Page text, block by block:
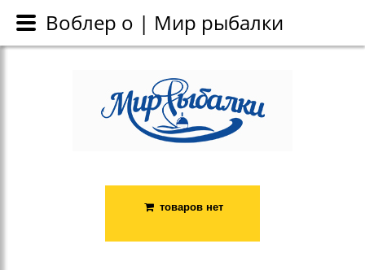
товаров нет
Каталог
Воблер о | Мир рыбалки
Воблер о | Мир рыбалки